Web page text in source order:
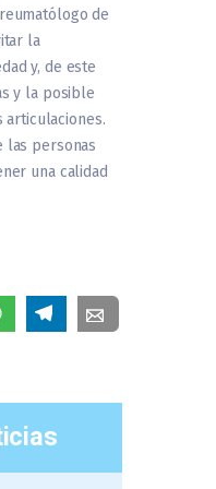
de
la
y, de este
y la posible
articulaciones.
las personas
una calidad